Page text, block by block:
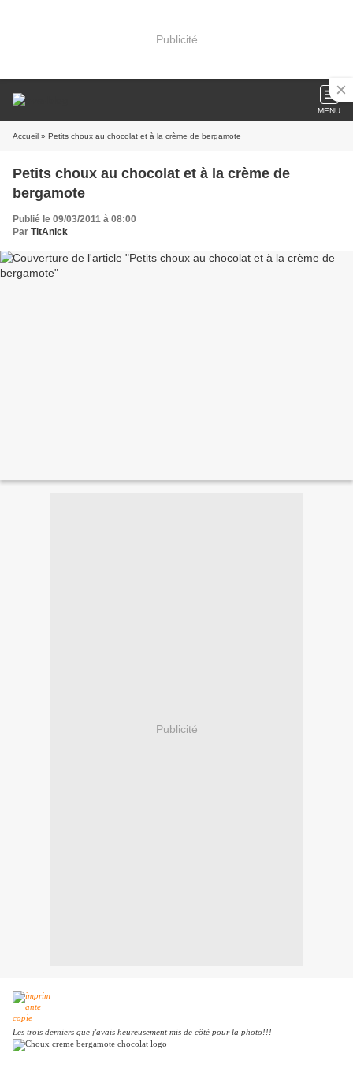
Publicité
MENU
Accueil » Petits choux au chocolat et à la crème de bergamote
Petits choux au chocolat et à la crème de
bergamote
Publié le 09/03/2011 à 08:00
Par TitAnick
Publicité
Les trois derniers que j'avais heureusement mis de côté pour la photo!!!